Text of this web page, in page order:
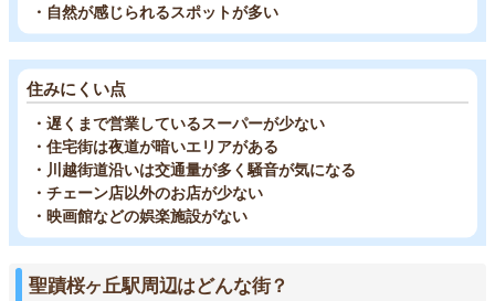
・自然が感じられるスポットが多い
住みにくい点
・遅くまで営業しているスーパーが少ない
・住宅街は夜道が暗いエリアがある
・川越街道沿いは交通量が多く騒音が気になる
・チェーン店以外のお店が少ない
・映画館などの娯楽施設がない
聖蹟桜ヶ丘駅周辺はどんな街？